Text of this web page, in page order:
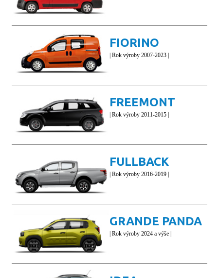
FIORINO
| Rok výroby 2007-2023 |
FREEMONT
| Rok výroby 2011-2015 |
FULLBACK
| Rok výroby 2016-2019 |
GRANDE PANDA
| Rok výroby 2024 a výše |